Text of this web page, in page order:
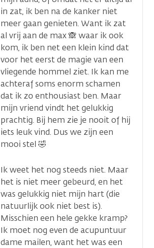
in zat, ik ben na de kanker niet
meer gaan genieten. Want ik zat
al vrij aan de max 🙈 waar ik ook
kom, ik ben net een klein kind dat
voor het eerst de magie van een
vliegende hommel ziet. Ik kan me
achteraf soms enorm schamen
dat ik zo enthousiast ben. Maar
mijn vriend vindt het gelukkig
prachtig. Bij hem zie je nooit of hij
iets leuk vind. Dus we zijn een
mooi stel 🤣
Ik weet het nog steeds niet. Maar
het is niet meer gebeurd, en het
was gelukkig niet mijn hart (die
natuurlijk ook niet best is).
Misschien een hele gekke kramp?
Ik moet nog even de acupuntuur
dame mailen, want het was een